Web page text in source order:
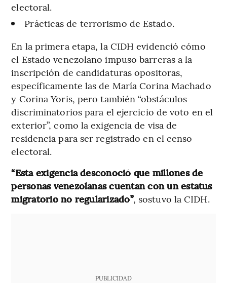
electoral.
Prácticas de terrorismo de Estado.
En la primera etapa, la CIDH evidenció cómo
el Estado venezolano impuso barreras a la
inscripción de candidaturas opositoras,
específicamente las de María Corina Machado
y Corina Yoris, pero también “obstáculos
discriminatorios para el ejercicio de voto en el
exterior”, como la exigencia de visa de
residencia para ser registrado en el censo
electoral.
“Esta exigencia desconoció que millones de
personas venezolanas cuentan con un estatus
migratorio no regularizado”, sostuvo la CIDH.
PUBLICIDAD